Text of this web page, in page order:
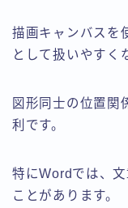
描画キャンバスを
として扱いやすく
図形同士の位置関
利です。
特にWordでは、
ことがあります。